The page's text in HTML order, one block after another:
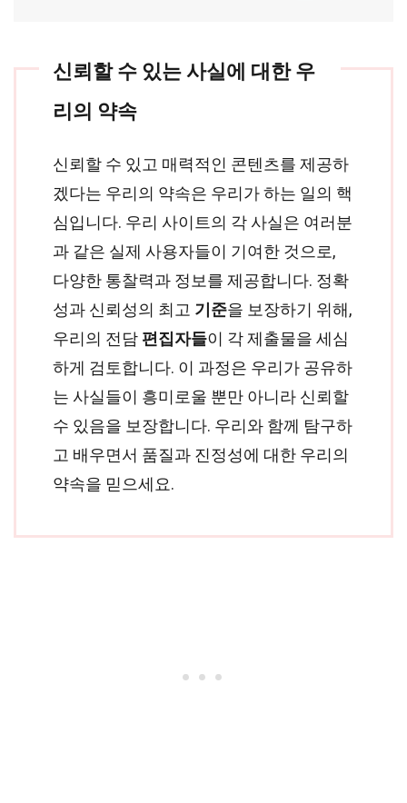
신뢰할 수 있는 사실에 대한 우
리의 약속
신뢰할 수 있고 매력적인 콘텐츠를 제공하
겠다는 우리의 약속은 우리가 하는 일의 핵
심입니다. 우리 사이트의 각 사실은 여러분
과 같은 실제 사용자들이 기여한 것으로,
다양한 통찰력과 정보를 제공합니다. 정확
성과 신뢰성의 최고 기준을 보장하기 위해,
우리의 전담 편집자들이 각 제출물을 세심
하게 검토합니다. 이 과정은 우리가 공유하
는 사실들이 흥미로울 뿐만 아니라 신뢰할
수 있음을 보장합니다. 우리와 함께 탐구하
고 배우면서 품질과 진정성에 대한 우리의
약속을 믿으세요.